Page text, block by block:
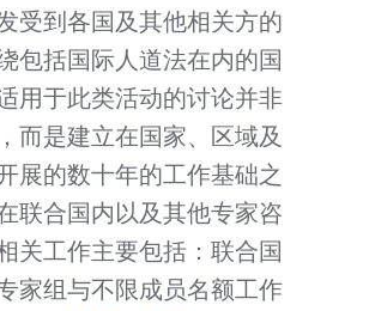
受到各国及其他相关方的
包括国际人道法在内的国
用于此类活动的讨论并非
而是建立在国家、区域及
展的数十年的工作基础之
联合国内以及其他专家咨
关工作主要包括：联合国
家组与不限成员名额工作